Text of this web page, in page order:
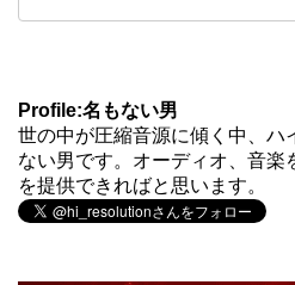
Profile:名もない男
世の中が圧縮音源に傾く中、ハ
ない男です。オーディオ、音楽
を提供できればと思います。